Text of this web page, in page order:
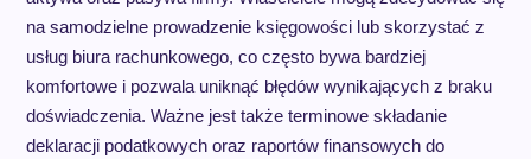
na samodzielne prowadzenie księgowości lub skorzystać z
usług biura rachunkowego, co często bywa bardziej
komfortowe i pozwala uniknąć błędów wynikających z braku
doświadczenia. Ważne jest także terminowe składanie
deklaracji podatkowych oraz raportów finansowych do